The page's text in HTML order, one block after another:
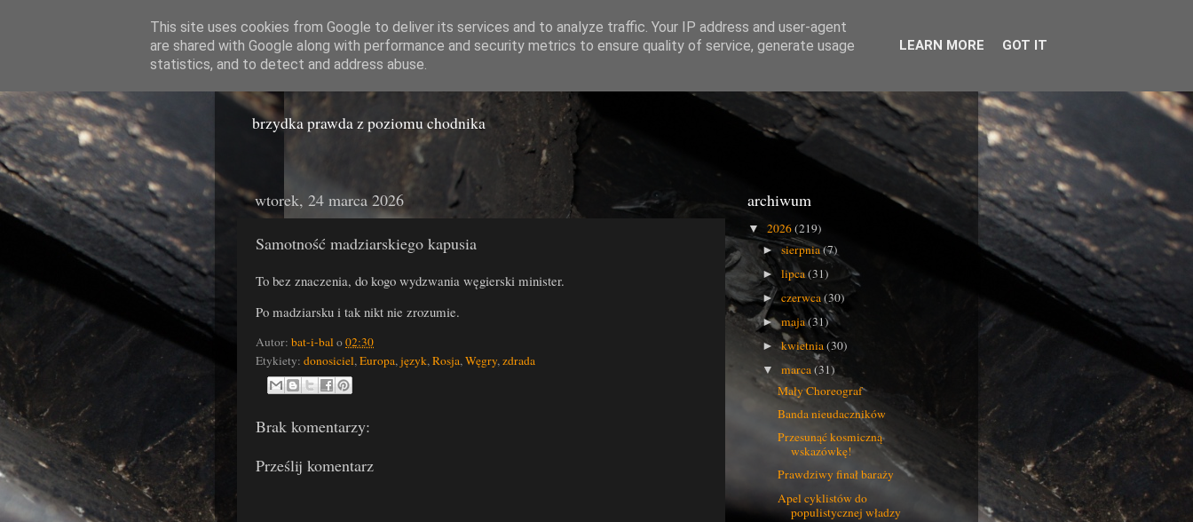
Miasto Gówna
brzydka prawda z poziomu chodnika
wtorek, 24 marca 2026
Samotność madziarskiego kapusia
To bez znaczenia, do kogo wydzwania węgierski minister.
Po madziarsku i tak nikt nie zrozumie.
Autor: bat-i-balo02:30
Etykiety: donosiciel,Europa,język,Rosja,Węgry,zdrada
Brak komentarzy:
Prześlij komentarz
archiwum
▼ 2026(219)
►sierpnia(7)
►lipca(31)
►czerwca(30)
►maja(31)
►kwietnia(30)
▼marca(31)
Mały Choreograf
Banda nieudaczników
Przesunąć kosmiczną
wskazówkę!
Prawdziwy finał baraży
Apel cyklistów do
populistycznej władzy
This site uses cookies from Google to deliver its services and to analyze traffic. Your IP address and user-agent
are shared with Google along with performance and security metrics to ensure quality of service, generate usage
statistics, and to detect and address abuse.
LEARN MORE GOT IT